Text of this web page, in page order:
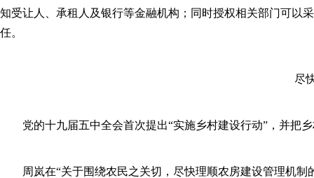
知受让人、承租人及银行等金融机构；同时授权相关部门可以
任。
尽
党的十九届五中全会首次提出“实施乡村建设行动”，并把
周岚在“关于围绕农民之关切，尽快理顺农房建设管理机